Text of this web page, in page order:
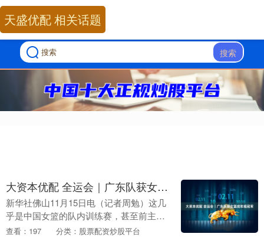
搜索
天盛优配 相关话题
大资本优配 全运会｜广东队获女篮成年组冠军
新华社佛山11月15日电（记者周勉）这几
乎是中国女篮的队内训练赛，甚至前主教
练郑薇也以广东队主教练身份参与其中。
查看：197 分类：股票配资炒股平台